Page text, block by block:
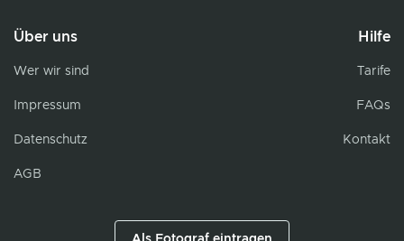
Über uns
Wer wir sind
Impressum
Datenschutz
AGB
Hilfe
Tarife
FAQs
Kontakt